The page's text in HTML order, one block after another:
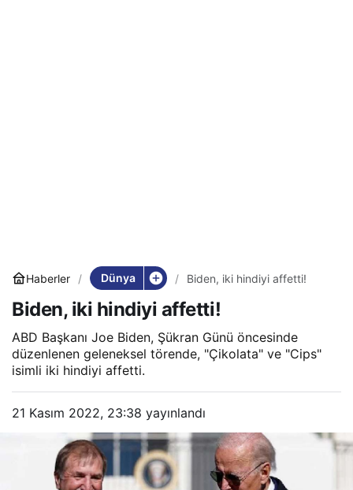
Haberler Dünya Biden, iki hindiyi affetti!
Biden, iki hindiyi affetti!
ABD Başkanı Joe Biden, Şükran Günü öncesinde
düzenlenen geleneksel törende, "Çikolata" ve "Cips"
isimli iki hindiyi affetti.
21 Kasım 2022, 23:38 yayınlandı